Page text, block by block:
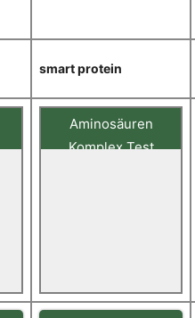
smart protein
Aminosäuren
Komplex Test